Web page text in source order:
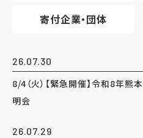
寄付企業・団体
26.07.30
8/4（火）【緊急開催】令和8年
明会
26.07.29